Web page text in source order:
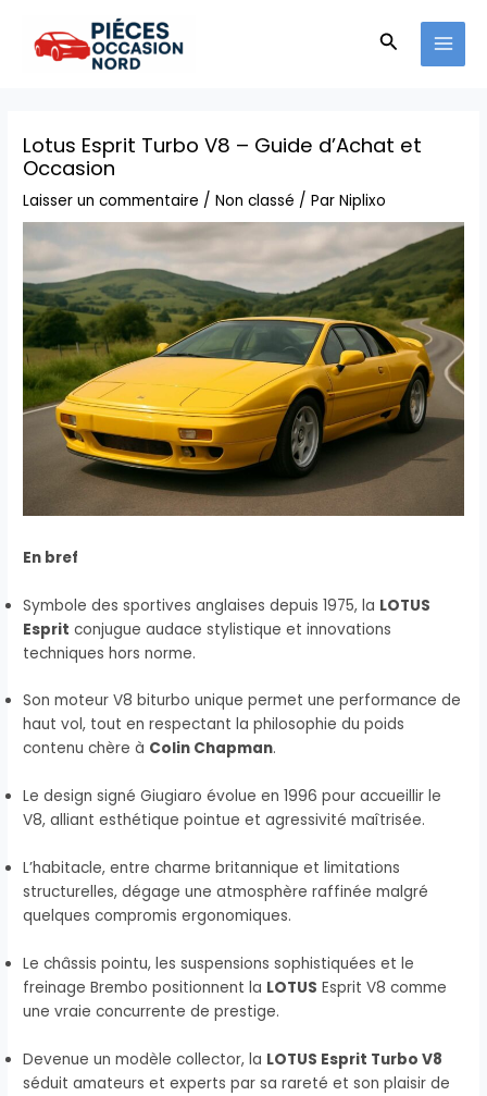
contenu
Lotus Esprit Turbo V8 – Guide d’Achat et
Occasion
Laisser un commentaire /Non classé / ParNiplixo
En bref
Symbole des sportives anglaises depuis 1975, la LOTUS
Esprit conjugue audace stylistique et innovations
techniques hors norme.
Son moteur V8 biturbo unique permet une performance de
haut vol, tout en respectant la philosophie du poids
contenu chère à Colin Chapman.
Le design signé Giugiaro évolue en 1996 pour accueillir le
V8, alliant esthétique pointue et agressivité maîtrisée.
L’habitacle, entre charme britannique et limitations
structurelles, dégage une atmosphère raffinée malgré
quelques compromis ergonomiques.
Le châssis pointu, les suspensions sophistiquées et le
freinage Brembo positionnent la LOTUS Esprit V8 comme
une vraie concurrente de prestige.
Devenue un modèle collector, la LOTUS Esprit Turbo V8
séduit amateurs et experts par sa rareté et son plaisir de